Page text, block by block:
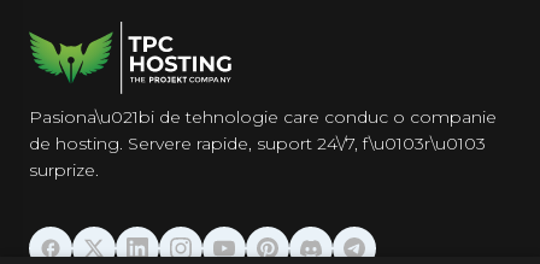
Pasiona\u021bi de tehnologie care conduc o companie
de hosting. Servere rapide, suport 24\/7, f\u0103r\u0103
surprize.